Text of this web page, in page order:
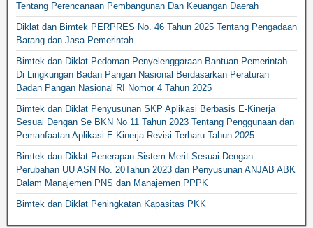
Tentang Perencanaan Pembangunan Dan Keuangan Daerah
Diklat dan Bimtek PERPRES No. 46 Tahun 2025 Tentang Pengadaan
Barang dan Jasa Pemerintah
Bimtek dan Diklat Pedoman Penyelenggaraan Bantuan Pemerintah
Di Lingkungan Badan Pangan Nasional Berdasarkan Peraturan
Badan Pangan Nasional RI Nomor 4 Tahun 2025
Bimtek dan Diklat Penyusunan SKP Aplikasi Berbasis E-Kinerja
Sesuai Dengan Se BKN No 11 Tahun 2023 Tentang Penggunaan dan
Pemanfaatan Aplikasi E-Kinerja Revisi Terbaru Tahun 2025
Bimtek dan Diklat Penerapan Sistem Merit Sesuai Dengan
Perubahan UU ASN No. 20Tahun 2023 dan Penyusunan ANJAB ABK
Dalam Manajemen PNS dan Manajemen PPPK
Bimtek dan Diklat Peningkatan Kapasitas PKK